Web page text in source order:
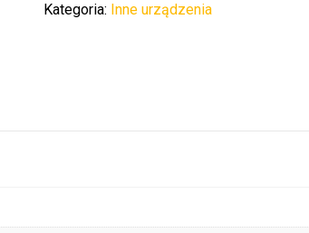
Kategoria: Inne urządzenia